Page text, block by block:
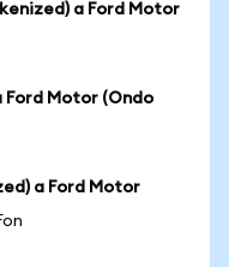
a Ford Motor
Ford Motor (Ondo
a Ford Motor